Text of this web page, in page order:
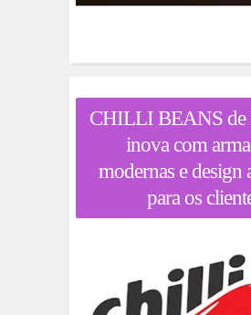
CHILLI BEANS de
inova com
modernas e design
para os